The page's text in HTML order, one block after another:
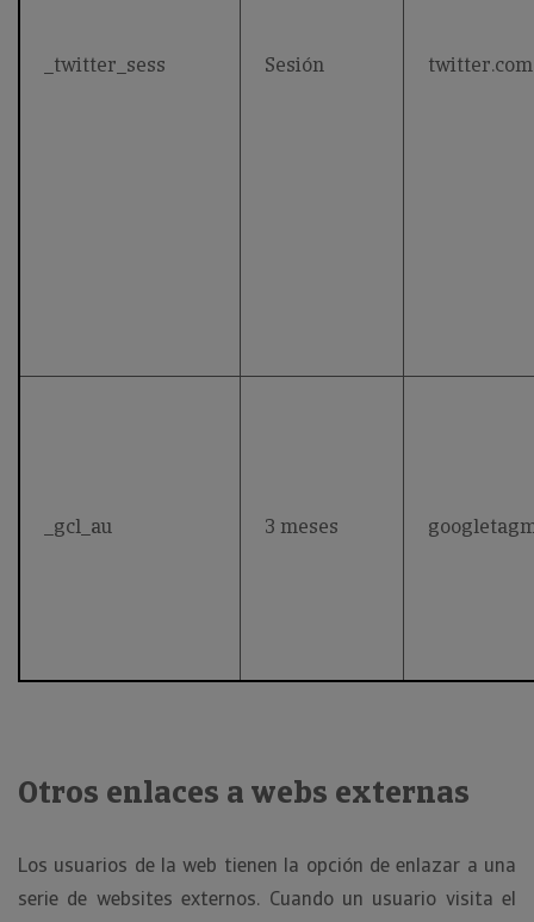
_twitter_sess Sesión twitter.com
_gcl_au 3 meses
Otros enlaces a webs externas
Los usuarios de la web tienen la opción de enlazar a una
serie de websites externos. Cuando un usuario visita el